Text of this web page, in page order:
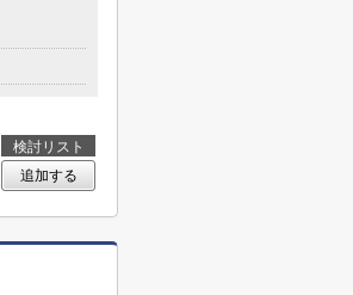
検討リスト
追加する